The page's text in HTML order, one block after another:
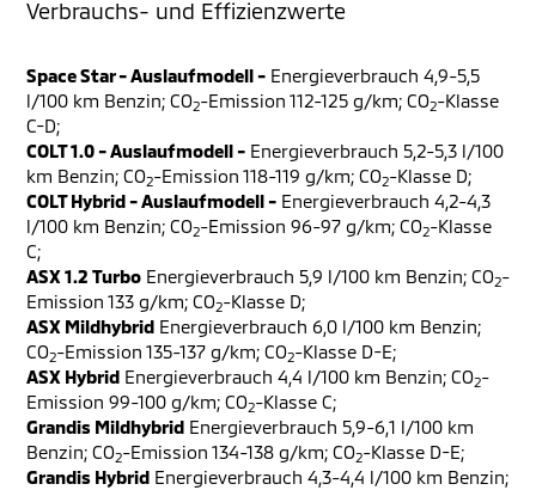
Verbrauchs- und Effizienzwerte
Space Star - Auslaufmodell - Energieverbrauch 4,9-5,5
l/100 km Benzin; CO2-Emission 112-125 g/km; CO2-Klasse
C-D;
COLT 1.0 - Auslaufmodell - Energieverbrauch 5,2-5,3 l/100
km Benzin; CO2-Emission 118-119 g/km; CO2-Klasse D;
COLT Hybrid - Auslaufmodell - Energieverbrauch 4,2-4,3
l/100 km Benzin; CO2-Emission 96-97 g/km; CO2-Klasse
C;
ASX 1.2 Turbo Energieverbrauch 5,9 l/100 km Benzin; CO2-
Emission 133 g/km; CO2-Klasse D;
ASX Mildhybrid Energieverbrauch 6,0 l/100 km Benzin;
CO2-Emission 135-137 g/km; CO2-Klasse D-E;
ASX Hybrid Energieverbrauch 4,4 l/100 km Benzin; CO2-
Emission 99-100 g/km; CO2-Klasse C;
Grandis Mildhybrid Energieverbrauch 5,9-6,1 l/100 km
Benzin; CO2-Emission 134-138 g/km; CO2-Klasse D-E;
Grandis Hybrid Energieverbrauch 4,3-4,4 l/100 km Benzin;